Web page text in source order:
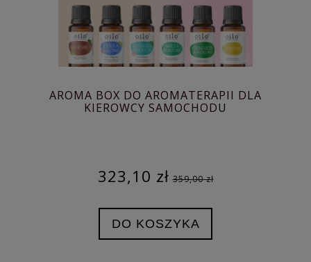
AROMA BOX DO AROMATERAPII DLA
KIEROWCY SAMOCHODU
323,10 zł 359,00 zł
DO KOSZYKA